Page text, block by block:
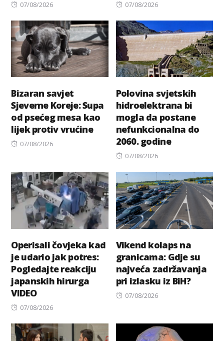
Posted
07/08/2026
Posted
07/08/2026
Bizaran savjet
Sjeverne Koreje: Supa
od psećeg mesa kao
lijek protiv vrućine
Posted
07/08/2026
Polovina svjetskih
hidroelektrana bi
mogla da postane
nefunkcionalna do
2060. godine
Posted
07/08/2026
Operisali čovjeka kad
je udario jak potres:
Pogledajte reakciju
japanskih hirurga
VIDEO
Posted
07/08/2026
Vikend kolaps na
granicama: Gdje su
najveća zadržavanja
pri izlasku iz BiH?
Posted
07/08/2026